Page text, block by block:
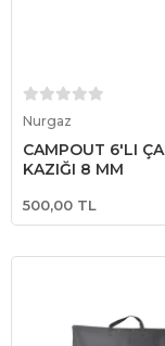
Nurgaz
CAMPOUT 6'LI
KAZIĞI 8 MM
500,00 TL